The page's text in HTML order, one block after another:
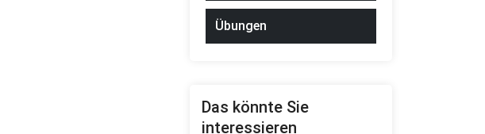
Übungen
Das könnte Sie
interessieren